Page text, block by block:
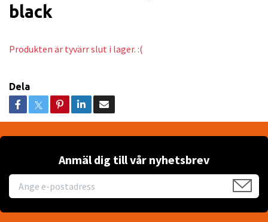
black
Produkten är tyvärr slut i lager. :(
Dela
Anmäl dig till vår nyhetsbrev